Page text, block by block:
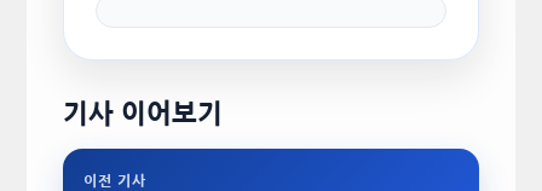
기사 이어보기
이전 기사